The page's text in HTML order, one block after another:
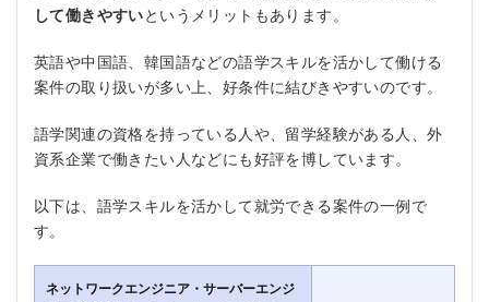
して働きやすいというメリットもあります。
英語や中国語、韓国語などの語学スキルを活かして働ける
案件の取り扱いが多い上、好条件に結びきやすいのです。
語学関連の資格を持っている人や、留学経験がある人、外
資系企業で働きたい人などにも好評を博しています。
以下は、語学スキルを活かして就労できる案件の一例で
す。
ネットワークエンジニア・サーバーエンジ